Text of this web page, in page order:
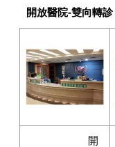
開放醫院-雙向轉
開